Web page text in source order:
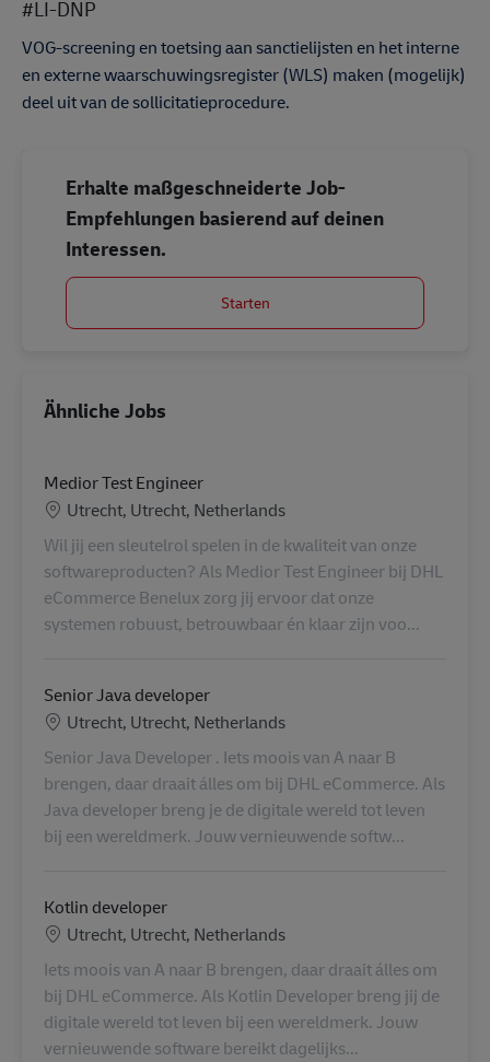
#LI-DNP
VOG-screening en toetsing aan sanctielijsten en het interne
en externe waarschuwingsregister (WLS) maken (mogelijk)
deel uit van de sollicitatieprocedure.
Erhalte maßgeschneiderte Job-
Empfehlungen basierend auf deinen
Interessen.
Starten
Ähnliche Jobs
Medior Test Engineer
Standort
Utrecht, Utrecht, Netherlands
Wil jij een sleutelrol spelen in de kwaliteit van onze
softwareproducten? Als Medior Test Engineer bij DHL
eCommerce Benelux zorg jij ervoor dat onze
systemen robuust, betrouwbaar én klaar zijn voo...
Senior Java developer
Standort
Utrecht, Utrecht, Netherlands
Senior Java Developer . Iets moois van A naar B
brengen, daar draait álles om bij DHL eCommerce. Als
Java developer breng je de digitale wereld tot leven
bij een wereldmerk. Jouw vernieuwende softw...
Kotlin developer
Standort
Utrecht, Utrecht, Netherlands
Iets moois van A naar B brengen, daar draait álles om
bij DHL eCommerce. Als Kotlin Developer breng jij de
digitale wereld tot leven bij een wereldmerk. Jouw
vernieuwende software bereikt dagelijks...